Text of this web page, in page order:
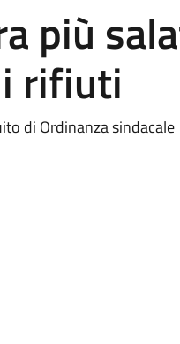
più
rifiuti
di Ordinanza sindacale